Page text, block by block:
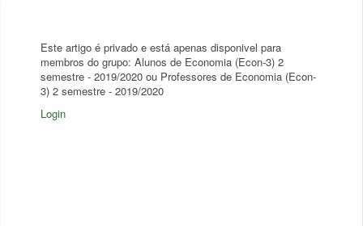
Este artigo é privado e está apenas disponivel para
membros do grupo: Alunos de Economia (Econ-3) 2
semestre - 2019/2020 ou Professores de Economia (Econ-
3) 2 semestre - 2019/2020
Login